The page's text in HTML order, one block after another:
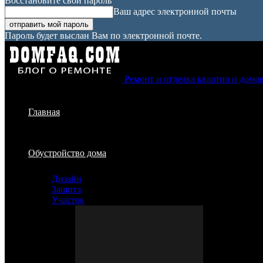
Ваш адрес электронной почты
Пароль будет выслан Вам по электронной почте.
Ремонт и отделка квартир и
Главная
Обустройство дома
Дизайн
Защита
Участок